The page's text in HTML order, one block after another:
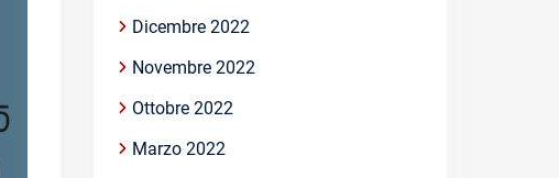
Dicembre 2022
Novembre 2022
Ottobre 2022
Marzo 2022